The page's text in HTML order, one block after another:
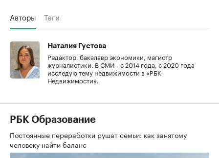
Авторы Теги
Наталия Густова
Редактор, бакалавр экономики, магистр
журналистики. В СМИ - с 2014 года, с 2020 года
исследую тему недвижимости в «РБК-
Недвижимости».
РБК Образование
Постоянные переработки рушат семьи: как занятому
человеку найти баланс